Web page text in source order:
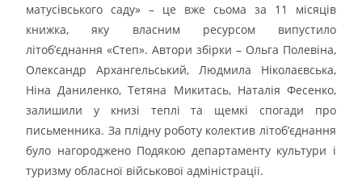
матусівського саду» – це вже сьома за 11 місяців
книжка, яку власним ресурсом випустило
літоб’єднання «Степ». Автори збірки – Ольга Полевіна,
Олександр Архангельський, Людмила Ніколаєвська,
Ніна Даниленко, Тетяна Микитась, Наталія Фесенко,
залишили у книзі теплі та щемкі спогади про
письменника. За плідну роботу колектив літоб’єднання
було нагороджено Подякою департаменту культури і
туризму обласної військової адміністрації.